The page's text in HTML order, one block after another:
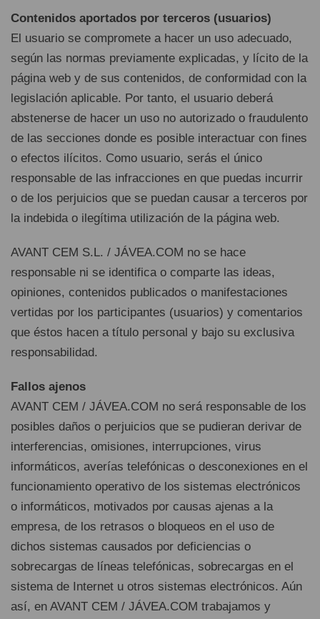
Contenidos aportados por terceros (usuarios)
El usuario se compromete a hacer un uso adecuado,
según las normas previamente explicadas, y lícito de la
página web y de sus contenidos, de conformidad con la
legislación aplicable. Por tanto, el usuario deberá
abstenerse de hacer un uso no autorizado o fraudulento
de las secciones donde es posible interactuar con fines
o efectos ilícitos. Como usuario, serás el único
responsable de las infracciones en que puedas incurrir
o de los perjuicios que se puedan causar a terceros por
la indebida o ilegítima utilización de la página web.
AVANT CEM S.L. / JÁVEA.COM no se hace
responsable ni se identifica o comparte las ideas,
opiniones, contenidos publicados o manifestaciones
vertidas por los participantes (usuarios) y comentarios
que éstos hacen a título personal y bajo su exclusiva
responsabilidad.
Fallos ajenos
AVANT CEM / JÁVEA.COM no será responsable de los
posibles daños o perjuicios que se pudieran derivar de
interferencias, omisiones, interrupciones, virus
informáticos, averías telefónicas o desconexiones en el
funcionamiento operativo de los sistemas electrónicos
o informáticos, motivados por causas ajenas a la
empresa, de los retrasos o bloqueos en el uso de
dichos sistemas causados por deficiencias o
sobrecargas de líneas telefónicas, sobrecargas en el
sistema de Internet u otros sistemas electrónicos. Aún
así, en AVANT CEM / JÁVEA.COM trabajamos y